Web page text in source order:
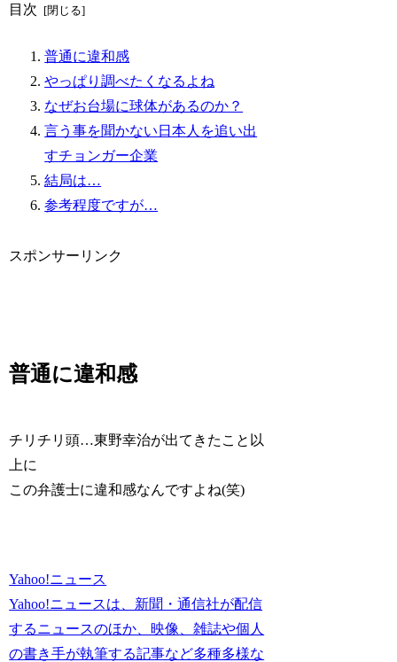
目次
普通に違和感
やっぱり調べたくなるよね
なぜお台場に球体があるのか？
言う事を聞かない日本人を追い出
すチョンガー企業
結局は…
参考程度ですが…
スポンサーリンク
普通に違和感
チリチリ頭…東野幸治が出てきたこと以
上に
この弁護士に違和感なんですよね(笑)
Yahoo!ニュース
Yahoo!ニュースは、新聞・通信社が配信
するニュースのほか、映像、雑誌や個人
の書き手が執筆する記事など多種多様な